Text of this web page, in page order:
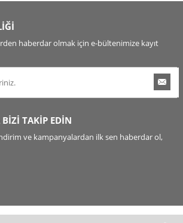
haberdar olmak için e-bültenimize kayıt
BİZİ TAKİP EDİN
ve kampanyalardan ilk sen haberdar ol,